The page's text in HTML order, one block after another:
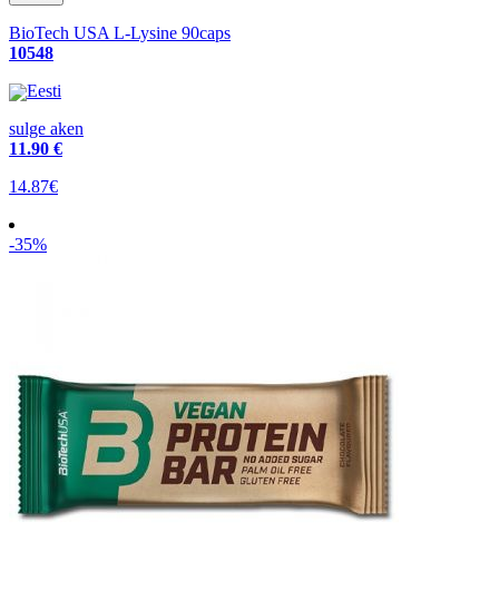
BioTech USA L-Lysine 90caps
10548
Eesti
sulge aken
11.90 €
14.87€
-35%